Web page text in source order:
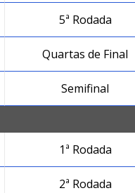
5ª Rodada
Quartas de Final
Semifinal
1ª Rodada
2ª Rodada